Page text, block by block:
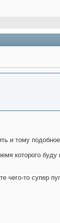
и тому
которого
чего-то супер